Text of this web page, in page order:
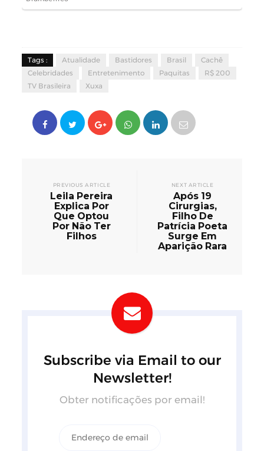
Tags : Atualidade Bastidores Brasil
Cachê
Celebridades
Entretenimento Paquitas
R$ 200
TV Brasileira
Xuxa
PREVIOUS ARTICLE
Leila Pereira
Explica Por
Que Optou
Por Não Ter
Filhos
NEXT ARTICLE
Após 19
Cirurgias,
Filho De
Patrícia Poeta
Surge Em
Aparição Rara
Subscribe via Email to our
Newsletter!
Obter notificações por email!